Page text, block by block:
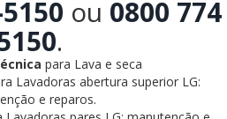
ou 0800 774
.
para Lava e seca
Lavadoras abertura superior LG:
e reparos.